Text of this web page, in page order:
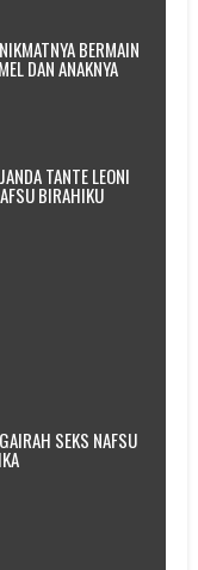
BERMAIN
DAN ANAKNYA
TANTE LEONI
BIRAHIKU
SEKS NAFSU